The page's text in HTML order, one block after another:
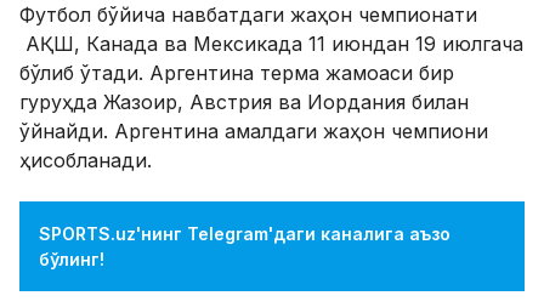
Футбол бўйича навбатдаги жаҳон чемпионати
АҚШ, Канада ва Мексикада 11 июндан 19 июлгача
бўлиб ўтади. Аргентина терма жамоаси бир
гуруҳда Жазоир, Австрия ва Иордания билан
ўйнайди. Аргентина амалдаги жаҳон чемпиони
ҳисобланади.
SPORTS.uz'нинг Telegram'даги каналига аъзо
бўлинг!